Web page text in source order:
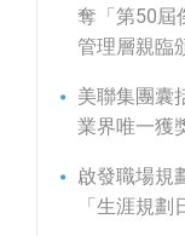
奪「第50屆
管理層親臨
美聯集團囊
業界唯一獲
啟發職場規
「生涯規劃